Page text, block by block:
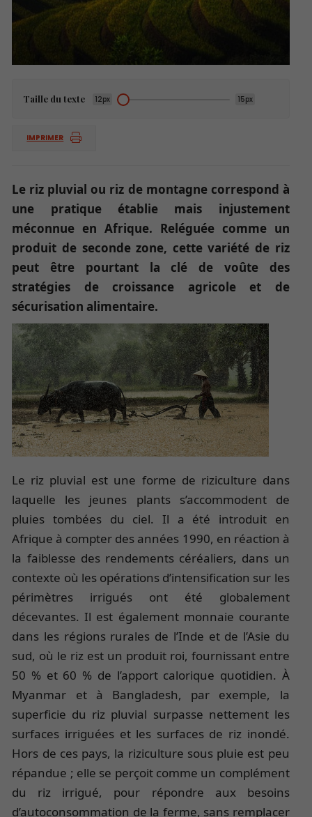
Taille du texte 12px 15px
IMPRIMER
Le riz pluvial ou riz de montagne correspond à
une pratique établie mais injustement
méconnue en Afrique. Reléguée comme un
produit de seconde zone, cette variété de riz
peut être pourtant la clé de voûte des
stratégies de croissance agricole et de
sécurisation alimentaire.
Le riz pluvial est une forme de riziculture dans
laquelle les jeunes plants s’accommodent de
pluies tombées du ciel. Il a été introduit en
Afrique à compter des années 1990, en réaction à
la faiblesse des rendements céréaliers, dans un
contexte où les opérations d’intensification sur les
périmètres irrigués ont été globalement
décevantes. Il est également monnaie courante
dans les régions rurales de l’Inde et de l’Asie du
sud, où le riz est un produit roi, fournissant entre
50 % et 60 % de l’apport calorique quotidien. À
Myanmar et à Bangladesh, par exemple, la
superficie du riz pluvial surpasse nettement les
surfaces irriguées et les surfaces de riz inondé.
Hors de ces pays, la riziculture sous pluie est peu
répandue ; elle se perçoit comme un complément
du riz irrigué, pour répondre aux besoins
d’autoconsommation de la ferme, sans remplacer